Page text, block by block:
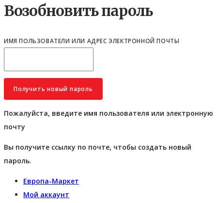
Возобновить пароль
ИМЯ ПОЛЬЗОВАТЕЛИ ИЛИ АДРЕС ЭЛЕКТРОННОЙ ПОЧТЫ
Пожалуйста, введите имя пользователя или электронную
почту
Вы получите ссылку по почте, чтобы создать новый
пароль.
Европа-Маркет
Мой аккаунт